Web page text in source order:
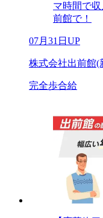
マ時間で
前館で！
07月31日UP
株式会社出前館(
完全歩合給